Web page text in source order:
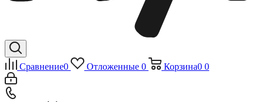
Сравнение0 Отложенные 0 Корзина0 0